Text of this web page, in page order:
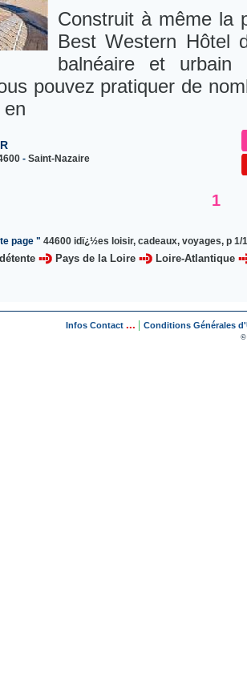
Construit à même la
Best Western Hôtel
balnéaire et urbain
pouvez pratiquer de
- Saint-Nazaire
1
page " 44600 idï¿½es loisir, cadeaux, voyages, p 1/1
Pays de la Loire Loire-Atlantique
Infos Contact ... Conditions Générales
©